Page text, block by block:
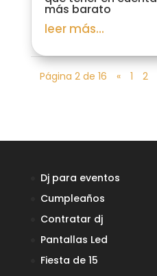
más barato
leer más...
Página 2 de 16 « 1 2
Dj para eventos
Cumpleaños
Contratar dj
Pantallas Led
Fiesta de 15